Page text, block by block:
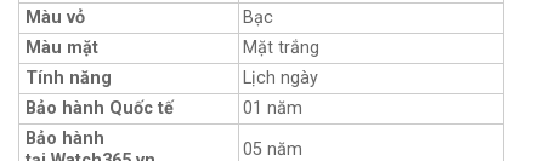
Màu vỏ
Bạc
Màu mặt
Mặt trắng
Tính năng
Lịch ngày
Bảo hành Quốc tế
01 năm
Bảo hành
05 năm